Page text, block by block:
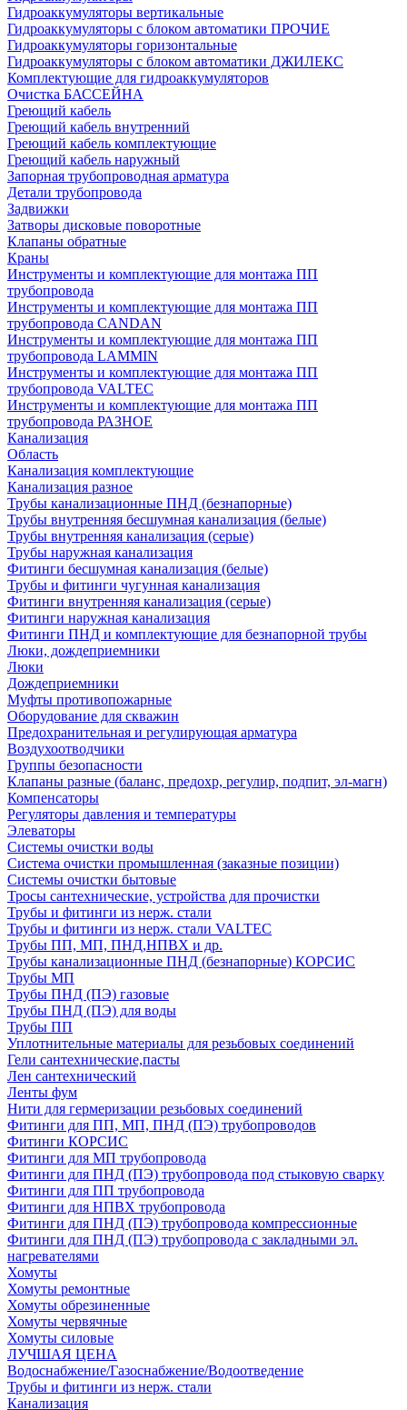
Гидроаккумуляторы вертикальные
Гидроаккумуляторы с блоком автоматики ПРОЧИЕ
Гидроаккумуляторы горизонтальные
Гидроаккумуляторы с блоком автоматики ДЖИЛЕКС
Комплектующие для гидроаккумуляторов
Очистка БАССЕЙНА
Греющий кабель
Греющий кабель внутренний
Греющий кабель комплектующие
Греющий кабель наружный
Запорная трубопроводная арматура
Детали трубопровода
Задвижки
Затворы дисковые поворотные
Клапаны обратные
Краны
Инструменты и комплектующие для монтажа ПП
трубопровода
Инструменты и комплектующие для монтажа ПП
трубопровода CANDAN
Инструменты и комплектующие для монтажа ПП
трубопровода LAMMIN
Инструменты и комплектующие для монтажа ПП
трубопровода VALTEC
Инструменты и комплектующие для монтажа ПП
трубопровода РАЗНОЕ
Канализация
Область
Канализация комплектующие
Канализация разное
Трубы канализационные ПНД (безнапорные)
Трубы внутренняя бесшумная канализация (белые)
Трубы внутренняя канализация (серые)
Трубы наружная канализация
Фитинги бесшумная канализация (белые)
Трубы и фитинги чугунная канализация
Фитинги внутренняя канализация (серые)
Фитинги наружная канализация
Фитинги ПНД и комплектующие для безнапорной трубы
Люки, дождеприемники
Люки
Дождеприемники
Муфты противопожарные
Оборудование для скважин
Предохранительная и регулирующая арматура
Воздухоотводчики
Группы безопасности
Клапаны разные (баланс, предохр, регулир, подпит, эл-магн)
Компенсаторы
Регуляторы давления и температуры
Элеваторы
Системы очистки воды
Система очистки промышленная (заказные позиции)
Системы очистки бытовые
Тросы сантехнические, устройства для прочистки
Трубы и фитинги из нерж. стали
Трубы и фитинги из нерж. стали VALTEC
Трубы ПП, МП, ПНД,НПВХ и др.
Трубы канализационные ПНД (безнапорные) КОРСИС
Трубы МП
Трубы ПНД (ПЭ) газовые
Трубы ПНД (ПЭ) для воды
Трубы ПП
Уплотнительные материалы для резьбовых соединений
Гели сантехнические,пасты
Лен сантехнический
Ленты фум
Нити для гермеризации резьбовых соединений
Фитинги для ПП, МП, ПНД (ПЭ) трубопроводов
Фитинги КОРСИС
Фитинги для МП трубопровода
Фитинги для ПНД (ПЭ) трубопровода под стыковую сварку
Фитинги для ПП трубопровода
Фитинги для НПВХ трубопровода
Фитинги для ПНД (ПЭ) трубопровода компрессионные
Фитинги для ПНД (ПЭ) трубопровода с закладными эл.
нагревателями
Хомуты
Хомуты ремонтные
Хомуты обрезиненные
Хомуты червячные
Хомуты силовые
ЛУЧШАЯ ЦЕНА
Водоснабжение/Газоснабжение/Водоотведение
Трубы и фитинги из нерж. стали
Канализация